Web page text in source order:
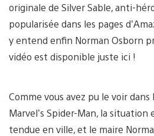
originale de Silver Sable, anti-
popularisée dans les pages
y entend enfin Norman Osborn
vidéo est disponible juste ici !
Comme vous avez pu le voir
Marvel’s Spider-Man, la situation
tendue en ville, et le maire